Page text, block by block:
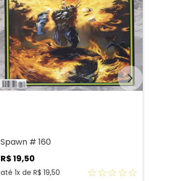
Spawn # 160
R$19,50
até 1x de R$ 19,50 ☆☆☆☆☆